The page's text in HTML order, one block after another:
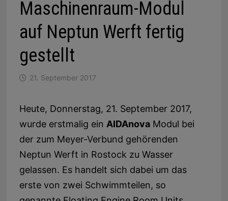
Maschinenraum-Modul
auf Neptun Werft fertig
gestellt
21. September 2017
Heute, Donnerstag, 21. September 2017,
wurde erstmalig ein AIDAnovaModul bei
der zum Meyer-Verbund gehörenden
Neptun Werft in Rostock zu Wasser
gelassen. Es handelt sich dabei um das
erste von zwei Schwimmteilen, so